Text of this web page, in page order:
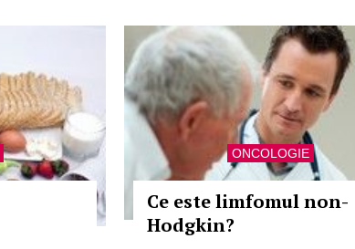
ONCOLOGIE
Ce este limfomul non-
Hodgkin?